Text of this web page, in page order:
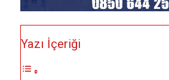
Yazı İçeriği